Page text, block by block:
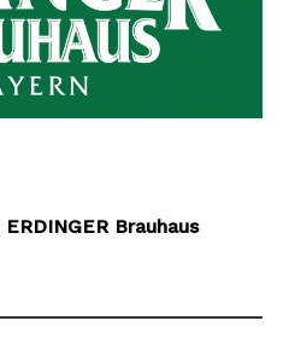
ERDINGER Brauhaus